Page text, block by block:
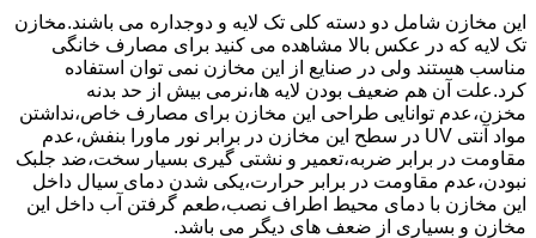
این مخازن شامل دو دسته کلی تک لایه و دوجداره می باشند.مخازن
تک لایه که در عکس بالا مشاهده می کنید برای مصارف خانگی
مناسب هستند ولی در صنایع از این مخازن نمی توان استفاده
کرد.علت آن هم ضعیف بودن لایه ها،نرمی بیش از حد بدنه
مخزن،عدم توانایی طراحی این مخازن برای مصارف خاص،نداشتن
مواد آنتی UV در سطح این مخازن در برابر نور ماورا بنفش،عدم
مقاومت در برابر ضربه،تعمیر و نشتی گیری بسیار سخت،ضد جلبک
نبودن،عدم مقاومت در برابر حرارت،یکی شدن دمای سیال داخل
این مخازن با دمای محیط اطراف نصب،طعم گرفتن آب داخل این
مخازن و بسیاری از ضعف های دیگر می باشد.